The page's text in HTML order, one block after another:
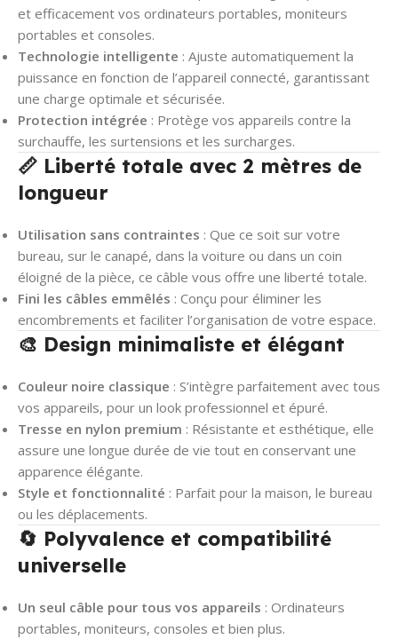
et efficacement vos ordinateurs portables, moniteurs
portables et consoles.
Technologie intelligente : Ajuste automatiquement la
puissance en fonction de l’appareil connecté, garantissant
une charge optimale et sécurisée.
Protection intégrée : Protège vos appareils contre la
surchauffe, les surtensions et les surcharges.
📏 Liberté totale avec 2 mètres de
longueur
Utilisation sans contraintes : Que ce soit sur votre
bureau, sur le canapé, dans la voiture ou dans un coin
éloigné de la pièce, ce câble vous offre une liberté totale.
Fini les câbles emmêlés : Conçu pour éliminer les
encombrements et faciliter l’organisation de votre espace.
🎨 Design minimaliste et élégant
Couleur noire classique : S’intègre parfaitement avec tous
vos appareils, pour un look professionnel et épuré.
Tresse en nylon premium : Résistante et esthétique, elle
assure une longue durée de vie tout en conservant une
apparence élégante.
Style et fonctionnalité : Parfait pour la maison, le bureau
ou les déplacements.
🔄 Polyvalence et compatibilité
universelle
Un seul câble pour tous vos appareils : Ordinateurs
portables, moniteurs, consoles et bien plus.